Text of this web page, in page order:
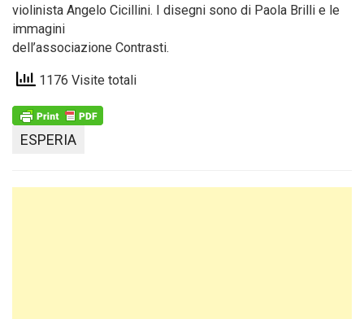
violinista Angelo Cicillini. I disegni sono di Paola Brilli e le
immagini
dell’associazione Contrasti.
1176 Visite totali
ESPERIA